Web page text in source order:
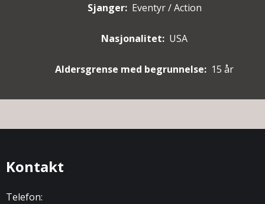
Sjanger: Eventyr / Action
Nasjonalitet: USA
Aldersgrense med begrunnelse: 15 år
Kontakt
Telefon: